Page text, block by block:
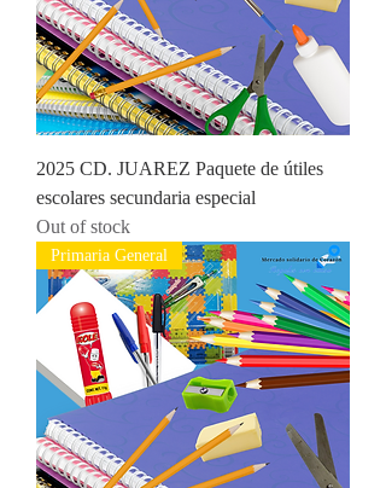
2025 CD. JUAREZ Paquete de útiles
escolares secundaria especial
Out of stock
Primaria General